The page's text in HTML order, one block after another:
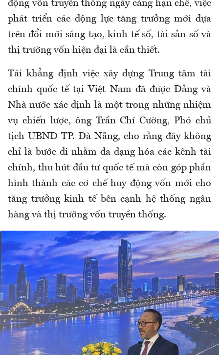
động vốn truyền thống ngày càng hạn chế, việc
phát triển các động lực tăng trưởng mới dựa
trên đổi mới sáng tạo, kinh tế số, tài sản số và
thị trường vốn hiện đại là cần thiết.
Tái khẳng định việc xây dựng Trung tâm tài
chính quốc tế tại Việt Nam đã được Đảng và
Nhà nước xác định là một trong những nhiệm
vụ chiến lược, ông Trần Chí Cường, Phó chủ
tịch UBND TP. Đà Nẵng, cho rằng đây không
chỉ là bước đi nhằm đa dạng hóa các kênh tài
chính, thu hút đầu tư quốc tế mà còn góp phần
hình thành các cơ chế huy động vốn mới cho
tăng trưởng kinh tế bên cạnh hệ thống ngân
hàng và thị trường vốn truyền thống.